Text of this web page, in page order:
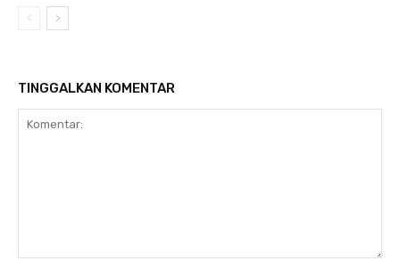
TINGGALKAN KOMENTAR